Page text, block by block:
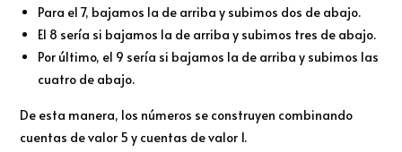
Para el 7, bajamos la de arriba y subimos dos de abajo.
El 8 sería si bajamos la de arriba y subimos tres de abajo.
Por último, el 9 sería si bajamos la de arriba y subimos las
cuatro de abajo.
De esta manera, los números se construyen combinando
cuentas de valor 5 y cuentas de valor 1.